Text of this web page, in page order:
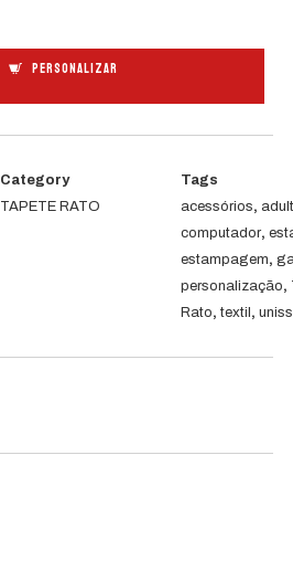
PERSONALIZAR
Category
TAPETE RATO
Tags
acessórios,
computador,
estampagem,
personalização,
Rato, textil ,